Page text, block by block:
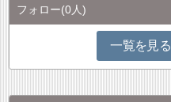
フォロー(0人)
一覧を見る